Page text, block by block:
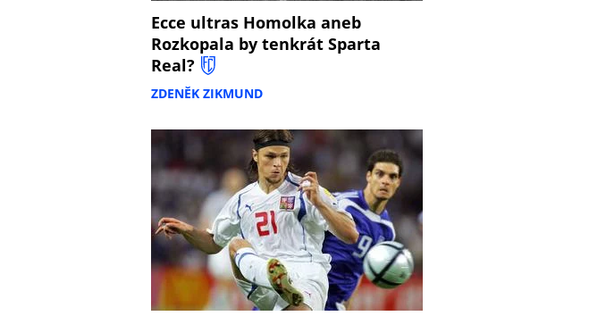
Ecce ultras Homolka aneb
Rozkopala by tenkrát Sparta
Real?
ZDENĚK ZIKMUND